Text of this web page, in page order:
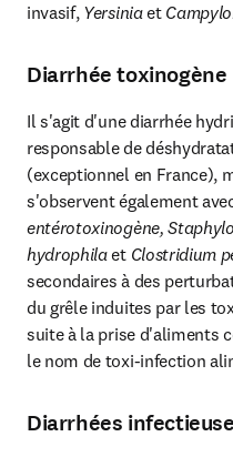
invasif, Yersinia et
Diarrhée toxinogène
Il s'agit d'une diarrhée
responsable de
(exceptionnel en France),
s'observent également
entérotoxinogène,
hydrophila et Clostridium
secondaires à des
du grêle induites par les
suite à la prise d'aliments
le nom de toxi-infection
Diarrhées